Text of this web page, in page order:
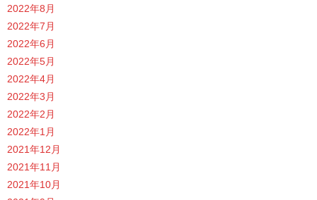
2022年8月
2022年7月
2022年6月
2022年5月
2022年4月
2022年3月
2022年2月
2022年1月
2021年12月
2021年11月
2021年10月